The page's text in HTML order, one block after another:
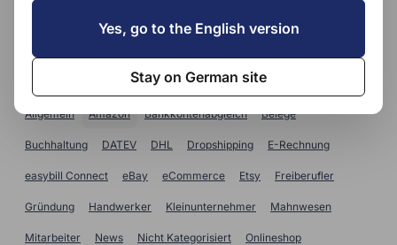
Allgemein Amazon Bankkontenabgleich Belege
Buchhaltung DATEV DHL Dropshipping E-Rechnung
easybill Connect eBay eCommerce Etsy Freiberufler
Gründung Handwerker Kleinunternehmer Mahnwesen
Mitarbeiter News Nicht Kategorisiert Onlineshop
Yes, go to the English version
Stay on German site